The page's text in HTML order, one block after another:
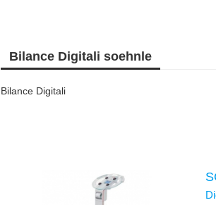
Bilance Digitali soehnle
Bilance Digitali